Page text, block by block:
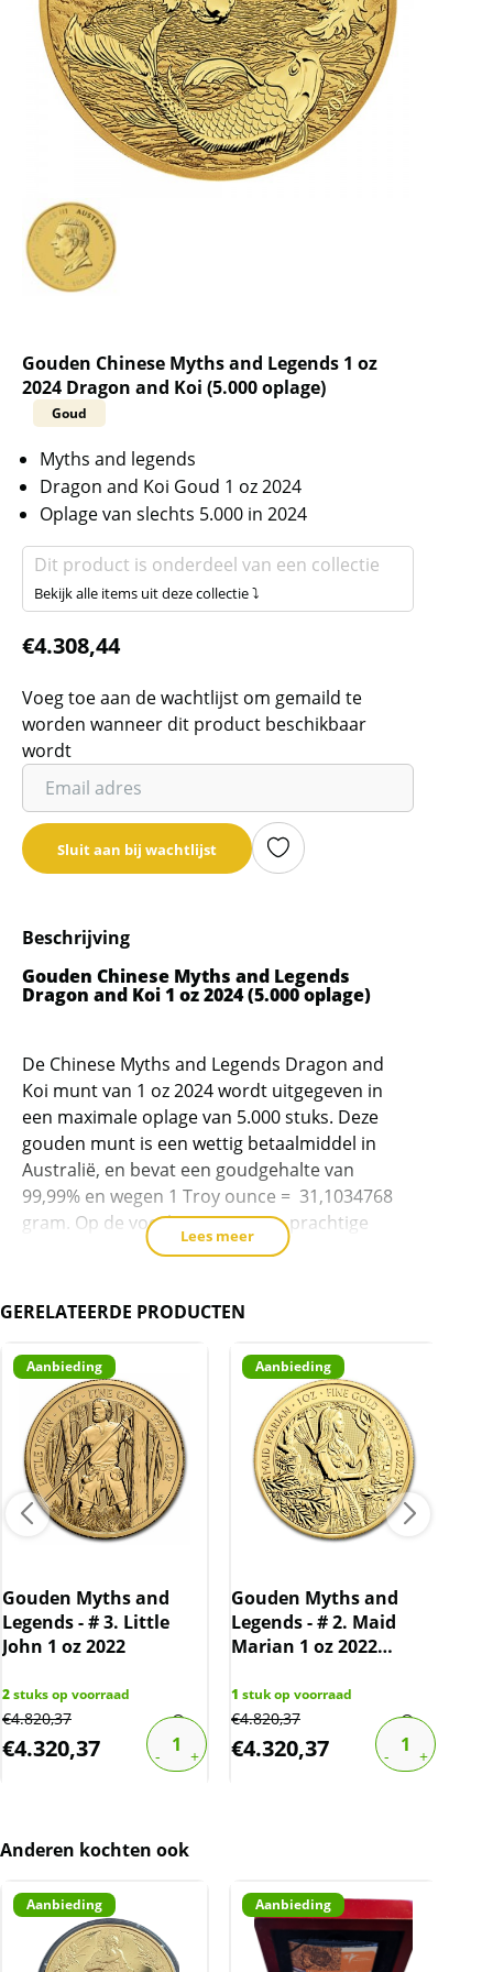
Gouden Chinese Myths and Legends 1 oz
2024 Dragon and Koi (5.000 oplage)
Goud
Myths and legends
Dragon and Koi Goud 1 oz 2024
Oplage van slechts 5.000 in 2024
Dit product is onderdeel van een collectie
Bekijk alle items uit deze collectie ⤵
€4.308,44
Voeg toe aan de wachtlijst om gemaild te
worden wanneer dit product beschikbaar
wordt
Vul
je
email
adres
de
wachtlijst
voor
product
toe
te
voegen
Sluit aan bij wachtlijst
Beschrijving
Gouden Chinese Myths and Legends
Dragon and Koi 1 oz 2024 (5.000 oplage)
De Chinese Myths and Legends Dragon and
Koi munt van 1 oz 2024 wordt uitgegeven in
een maximale oplage van 5.000 stuks. Deze
gouden munt is een wettig betaalmiddel in
Australië, en bevat een goudgehalte van
99,99% en wegen 1 Troy ounce = 31,1034768
gram. Op de voorkant staat een prachtige
afbeelding van de Chinese Draak en Kooi-
Charles III.
stuks.
De munten zijn erg populair als belegging.
Levering
Losse munten worden of in een plastic capsule
geleverd.
komen daarmee niet rechtstreeks van de
producent af. Echter zijn de munten veelal de
soms krassen, aanslag en/of melkvlekken
bevatten.
BTW
Lees meer
GERELATEERDE PRODUCTEN
Aanbieding
Gouden Myths and
Legends - # 3. Little
John 1 oz 2022
2stuks op voorraad
€4.820,37
€4.320,37
Aanbieding
Gouden Myths and
Legends - # 2. Maid
Marian 1 oz 2022
1 stuk op voorraad
€4.820,37
€4.320,37
Anderen kochten ook
Aanbieding Aanbieding